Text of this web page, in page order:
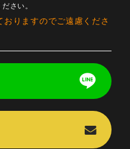
さい。
りますのでご遠慮くださ